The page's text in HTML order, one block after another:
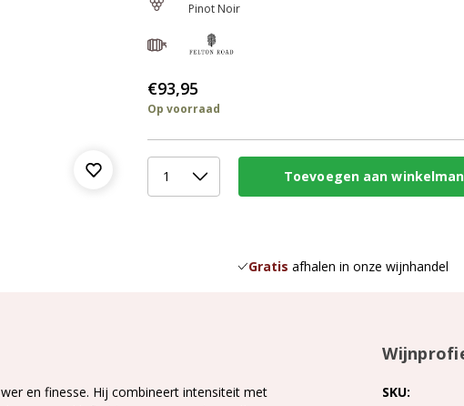
Pinot Noir
€93,95
Op voorraad
Gratis afhalen in onze wijnhandel
en finesse. Hij combineert intensiteit met
SKU